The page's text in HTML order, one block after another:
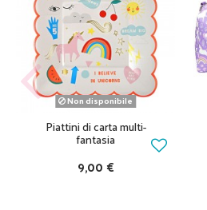
Non disponibile
Piattini di carta multi-
fantasia
9,00 €